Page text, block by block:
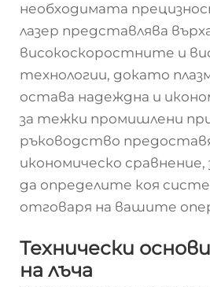
необходимата
лазер представлява
високоскоростните и
технологии, докато
остава надеждна и
за тежки промишлени
ръководство
икономическо сравнение,
да определите коя
отговаря на вашите
Технически
на лъча